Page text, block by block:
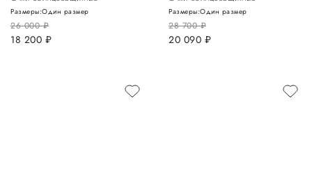
26 000руб.
18 200 руб.
Размеры:Один размер
28 700руб.
20 090 руб.
Размеры:Один размер